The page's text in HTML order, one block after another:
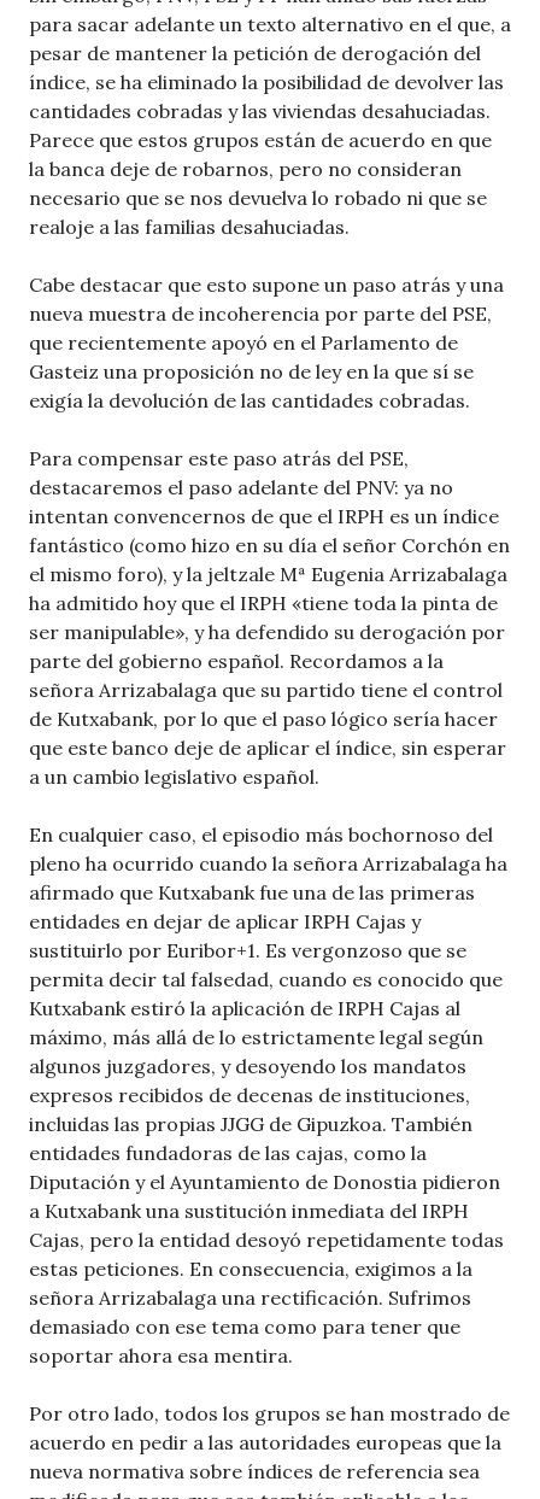
para sacar adelante un texto alternativo en el que, a
pesar de mantener la petición de derogación del
índice, se ha eliminado la posibilidad de devolver las
cantidades cobradas y las viviendas desahuciadas.
Parece que estos grupos están de acuerdo en que
la banca deje de robarnos, pero no consideran
necesario que se nos devuelva lo robado ni que se
realoje a las familias desahuciadas.
Cabe destacar que esto supone un paso atrás y una
nueva muestra de incoherencia por parte del PSE,
que recientemente apoyó en el Parlamento de
Gasteiz una proposición no de ley en la que sí se
exigía la devolución de las cantidades cobradas.
Para compensar este paso atrás del PSE,
destacaremos el paso adelante del PNV: ya no
intentan convencernos de que el IRPH es un índice
fantástico (como hizo en su día el señor Corchón en
el mismo foro), y la jeltzale Mª Eugenia Arrizabalaga
ha admitido hoy que el IRPH «tiene toda la pinta de
ser manipulable», y ha defendido su derogación por
parte del gobierno español. Recordamos a la
señora Arrizabalaga que su partido tiene el control
de Kutxabank, por lo que el paso lógico sería hacer
que este banco deje de aplicar el índice, sin esperar
a un cambio legislativo español.
En cualquier caso, el episodio más bochornoso del
pleno ha ocurrido cuando la señora Arrizabalaga ha
afirmado que Kutxabank fue una de las primeras
entidades en dejar de aplicar IRPH Cajas y
sustituirlo por Euribor+1. Es vergonzoso que se
permita decir tal falsedad, cuando es conocido que
Kutxabank estiró la aplicación de IRPH Cajas al
máximo, más allá de lo estrictamente legal según
algunos juzgadores, y desoyendo los mandatos
expresos recibidos de decenas de instituciones,
incluidas las propias JJGG de Gipuzkoa. También
entidades fundadoras de las cajas, como la
Diputación y el Ayuntamiento de Donostia pidieron
a Kutxabank una sustitución inmediata del IRPH
Cajas, pero la entidad desoyó repetidamente todas
estas peticiones. En consecuencia, exigimos a la
señora Arrizabalaga una rectificación. Sufrimos
demasiado con ese tema como para tener que
soportar ahora esa mentira.
Por otro lado, todos los grupos se han mostrado de
acuerdo en pedir a las autoridades europeas que la
nueva normativa sobre índices de referencia sea